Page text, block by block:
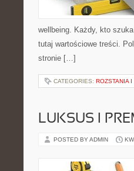
wellbeing. Każdy, kto
tutaj wartościowe treści.
stronie […]
CATEGORIES: ROZSTANIA
LUKSUS I
POSTED BY ADMIN